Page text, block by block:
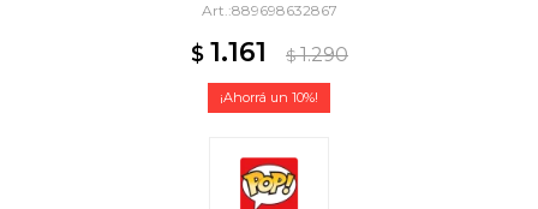
889698632867
$ 1.161 $ 1.290
10